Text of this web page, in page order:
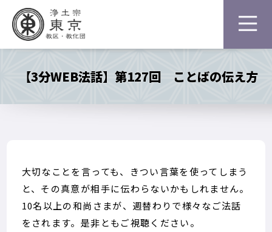
【3分WEB法話】第127回 ことばの伝え方
大切なことを言っても、きつい言葉を使ってしまう
と、その真意が相手に伝わらないかもしれません。
10名以上の和尚さまが、週替わりで様々なご法話
をされます。是非ともご視聴ください。